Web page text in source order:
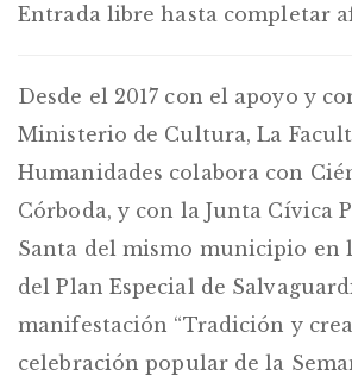
Entrada libre hasta completar
Desde el 2017 con el apoyo y
Ministerio de Cultura, La
Humanidades colabora con
Córboda, y con la Junta Cívica
Santa del mismo municipio en
del Plan Especial de
manifestación “Tradición y
celebración popular de la